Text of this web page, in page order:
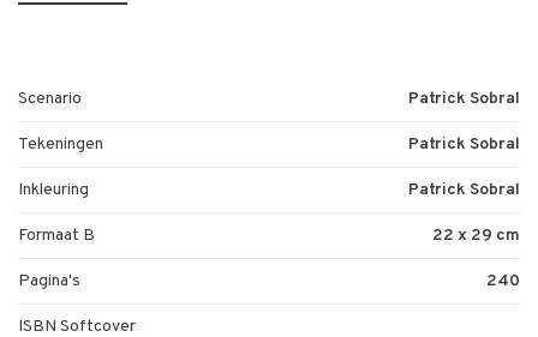
Scenario Patrick Sobral
Tekeningen Patrick Sobral
Inkleuring Patrick Sobral
Formaat B 22 x 29 cm
Pagina's 240
ISBN Softcover